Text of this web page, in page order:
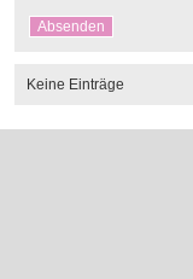
Keine Einträge